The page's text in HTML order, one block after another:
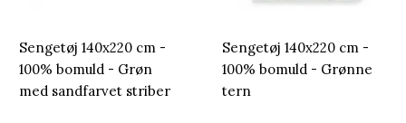
Sengetøj 140x220 cm -
100% bomuld - Grøn
med sandfarvet striber
Sengetøj 140x220 cm -
100% bomuld - Grønne
tern